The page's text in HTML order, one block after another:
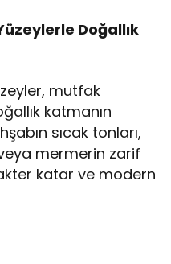
Doğallık
mutfak
katmanın
sıcak tonları,
mermerin zarif
katar ve modern